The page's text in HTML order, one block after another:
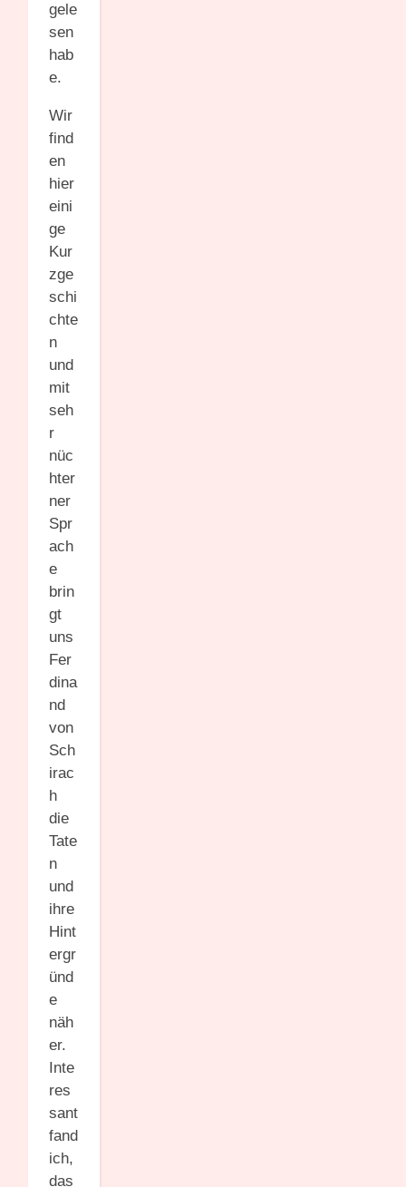
gele
sen
hab
e.
Wir
find
en
hier
eini
ge
Kur
zge
schi
chte
n
und
mit
seh
r
nüc
hter
ner
Spr
ach
e
brin
gt
uns
Fer
dina
nd
von
Sch
irac
h
die
Tate
n
und
ihre
Hint
ergr
ünd
e
näh
er.
Inte
res
sant
fand
ich,
das